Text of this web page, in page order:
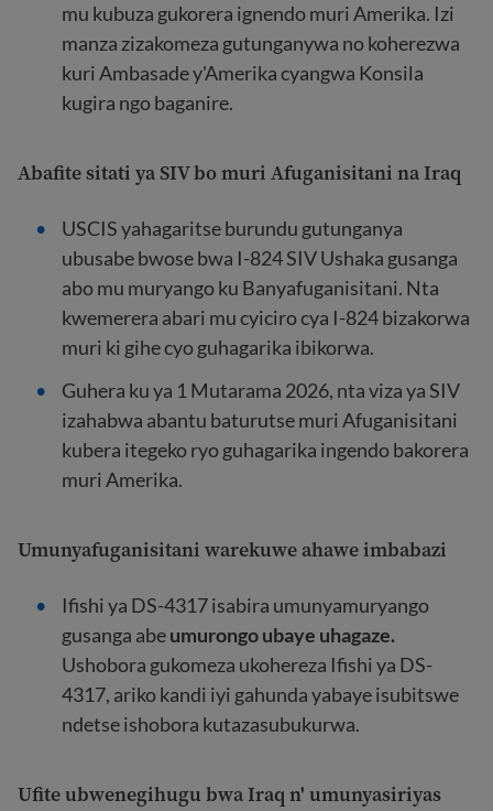
mu kubuza gukorera ignendo muri Amerika. Izi
manza zizakomeza gutunganywa no koherezwa
kuri Ambasade y'Amerika cyangwa Konsila
kugira ngo baganire.
Abafite sitati ya SIV bo muri Afuganisitani na Iraq
USCIS yahagaritse burundu gutunganya
ubusabe bwose bwa I-824 SIV Ushaka gusanga
abo mu muryango ku Banyafuganisitani. Nta
kwemerera abari mu cyiciro cya I-824 bizakorwa
muri ki gihe cyo guhagarika ibikorwa.
Guhera ku ya 1 Mutarama 2026, nta viza ya SIV
izahabwa abantu baturutse muri Afuganisitani
kubera itegeko ryo guhagarika ingendo bakorera
muri Amerika.
Umunyafuganisitani warekuwe ahawe imbabazi
Ifishi ya DS-4317 isabira umunyamuryango
gusanga abeumurongo ubaye uhagaze.
Ushobora gukomeza ukohereza Ifishi ya DS-
4317, ariko kandi iyi gahunda yabaye isubitswe
ndetse ishobora kutazasubukurwa.
Ufite ubwenegihugu bwa Iraq n' umunyasiriyas